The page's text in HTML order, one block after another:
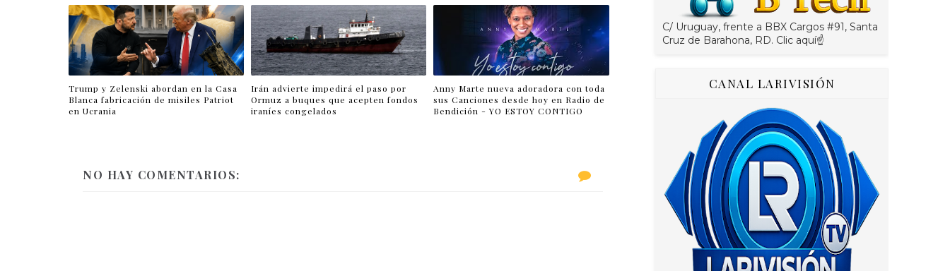
Trump y Zelenski abordan en la Casa
Blanca fabricación de misiles Patriot
en Ucrania
Irán advierte impedirá el paso por
Ormuz a buques que acepten fondos
iraníes congelados
Anny Marte nueva adoradora con toda
sus Canciones desde hoy en Radio de
Bendición - YO ESTOY CONTIGO
NO HAY COMENTARIOS:
C/ Uruguay, frente a BBX Cargos #91, Santa
Cruz de Barahona, RD. Clic aquí☝
CANAL LARIVISIÓN